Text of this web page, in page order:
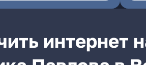
интернет